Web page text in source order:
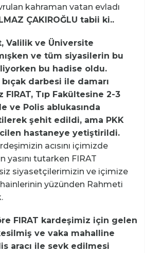
kahraman vatan evladı
ÇAKIROĞLU tabii ki..
Valilik ve Üniversite
ve tüm siyasilerin bu
bu hadise oldu.
bıçak darbesi ile damarı
Tıp Fakültesine 2-3
ve Polis ablukasında
şehit edildi, ama PKK
hastaneye yetiştirildi.
acısını içimizde
yasını tutarken FIRAT
siyasetçilerimizin ve içimize
hainlerinin yüzünden Rahmeti
FIRAT kardeşimiz için gelen
ve vaka mahalline
aracı ile sevk edilmesi